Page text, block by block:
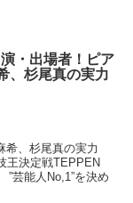
・出場者！ピア
、杉尾真の実力
希、杉尾真の実力
王決定戦TEPPEN
”芸能人No,1”を決め